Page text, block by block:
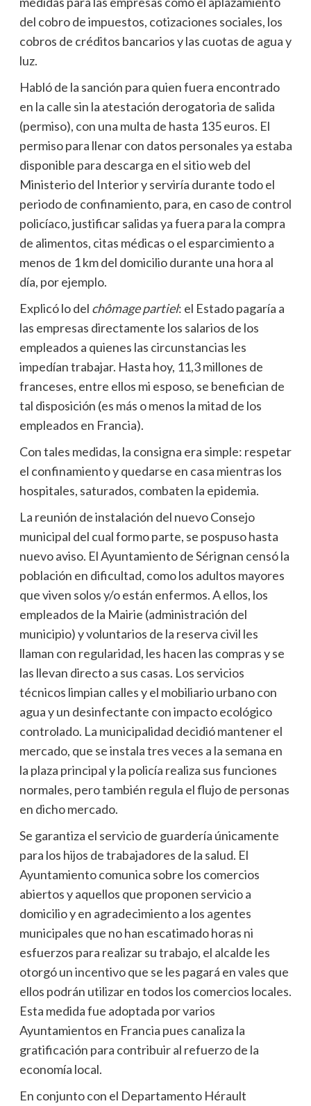
del cobro de impuestos, cotizaciones sociales, los
cobros de créditos bancarios y las cuotas de agua y
luz.
Habló de la sanción para quien fuera encontrado
en la calle sin la atestación derogatoria de salida
(permiso), con una multa de hasta 135 euros. El
permiso para llenar con datos personales ya estaba
disponible para descarga en el sitio web del
Ministerio del Interior y serviría durante todo el
periodo de confinamiento, para, en caso de control
policíaco, justificar salidas ya fuera para la compra
de alimentos, citas médicas o el esparcimiento a
menos de 1 km del domicilio durante una hora al
día, por ejemplo.
Explicó lo del chômage partiel: el Estado pagaría a
las empresas directamente los salarios de los
empleados a quienes las circunstancias les
impedían trabajar. Hasta hoy, 11,3 millones de
franceses, entre ellos mi esposo, se benefician de
tal disposición (es más o menos la mitad de los
empleados en Francia).
Con tales medidas, la consigna era simple: respetar
el confinamiento y quedarse en casa mientras los
hospitales, saturados, combaten la epidemia.
La reunión de instalación del nuevo Consejo
municipal del cual formo parte, se pospuso hasta
nuevo aviso. El Ayuntamiento de Sérignan censó la
población en dificultad, como los adultos mayores
que viven solos y/o están enfermos. A ellos, los
empleados de la Mairie (administración del
municipio) y voluntarios de la reserva civil les
llaman con regularidad, les hacen las compras y se
las llevan directo a sus casas. Los servicios
técnicos limpian calles y el mobiliario urbano con
agua y un desinfectante con impacto ecológico
controlado. La municipalidad decidió mantener el
mercado, que se instala tres veces a la semana en
la plaza principal y la policía realiza sus funciones
normales, pero también regula el flujo de personas
en dicho mercado.
Se garantiza el servicio de guardería únicamente
para los hijos de trabajadores de la salud. El
Ayuntamiento comunica sobre los comercios
abiertos y aquellos que proponen servicio a
domicilio y en agradecimiento a los agentes
municipales que no han escatimado horas ni
esfuerzos para realizar su trabajo, el alcalde les
otorgó un incentivo que se les pagará en vales que
ellos podrán utilizar en todos los comercios locales.
Esta medida fue adoptada por varios
Ayuntamientos en Francia pues canaliza la
gratificación para contribuir al refuerzo de la
economía local.
En conjunto con el Departamento Hérault